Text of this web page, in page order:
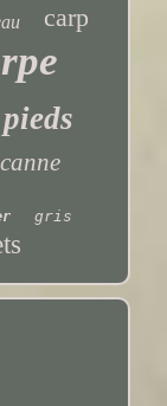
carp
canne
gris